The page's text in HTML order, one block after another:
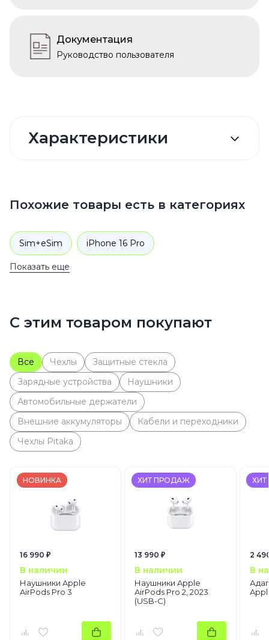
Документация
Руководство пользователя
Характеристики
Похожие товары есть в категориях
Sim+eSim iPhone 16 Pro
Натуральный титан
Показать еще
С этим товаром покупают
Все Чехлы
Защитные стекла
Зарядные устройства
Наушники
Автомобильные держатели
Внешние аккумуляторы
Кабели и переходники
Чехлы Pitaka
НОВИНКА
16 990 ₽
В наличии
Наушники Apple
AirPods Pro 3
ХИТ ПРОДАЖ
13 990 ₽
В наличии
Наушники Apple
AirPods Pro 2, 2023
(USB-C)
2
В